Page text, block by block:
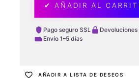
✔ AÑADIR AL
Pago seguro SSL
Devoluciones
Envío 1–5 días
AÑADIR A LISTA DE DESEOS